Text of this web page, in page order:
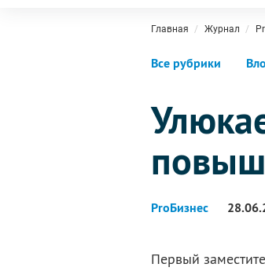
Главная Журнал
Все рубрики
ProБизнес
Первый